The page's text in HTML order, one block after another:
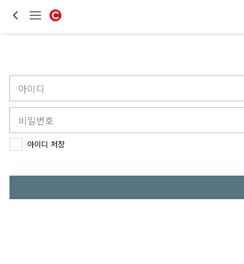
아이디 저장